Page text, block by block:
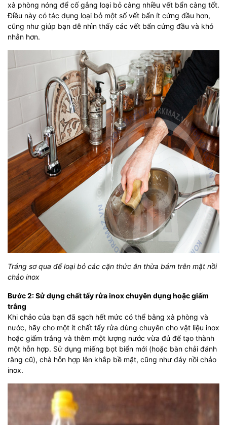
xà phòng nóng để cố gắng loại bỏ càng nhiều vết bẩn càng tốt.
Điều này có tác dụng loại bỏ một số vết bẩn ít cứng đầu hơn,
cũng như giúp bạn dễ nhìn thấy các vết bẩn cứng đầu và khó
nhằn hơn.
Tráng sơ qua để loại bỏ các cặn thức ăn thừa bám trên mặt nồi
chảo inox
Bước 2: Sử dụng chất tẩy rửa inox chuyên dụng hoặc giấm
trắng
Khi chảo của bạn đã sạch hết mức có thể bằng xà phòng và
nước, hãy cho một ít chất tẩy rửa dùng chuyên cho vật liệu inox
hoặc giấm trắng và thêm một lượng nước vừa đủ để tạo thành
một hỗn hợp. Sử dụng miếng bọt biển mới (hoặc bàn chải đánh
răng cũ), chà hỗn hợp lên khắp bề mặt, cũng như đáy nồi chảo
inox.